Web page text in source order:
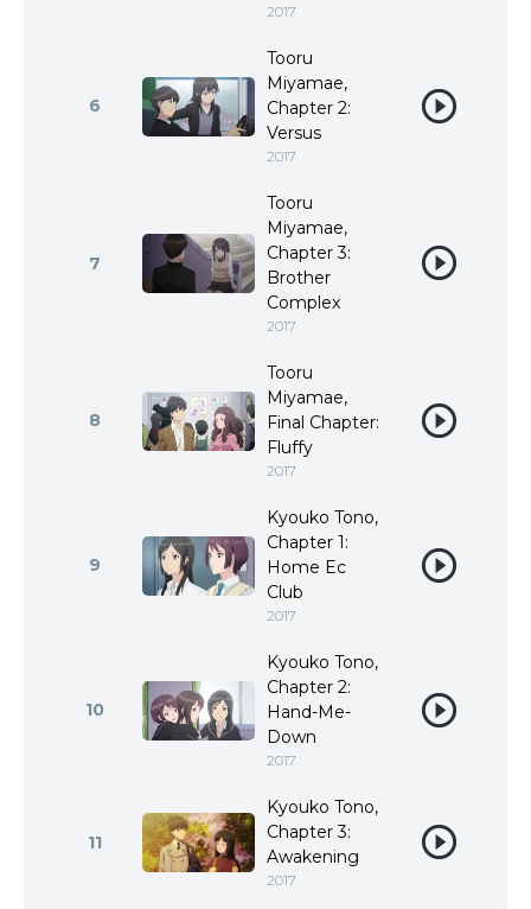
2017
6
Tooru
Miyamae,
Chapter 2:
Versus
2017
7
Tooru
Miyamae,
Chapter 3:
Brother
Complex
2017
8
Tooru
Miyamae,
Final Chapter:
Fluffy
2017
9
Kyouko Tono,
Chapter 1:
Home Ec
Club
2017
10
Kyouko Tono,
Chapter 2:
Hand-Me-
Down
2017
11
Kyouko Tono,
Chapter 3:
Awakening
2017